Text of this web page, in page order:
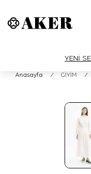
YENİ
Anasayfa / GİYİM /